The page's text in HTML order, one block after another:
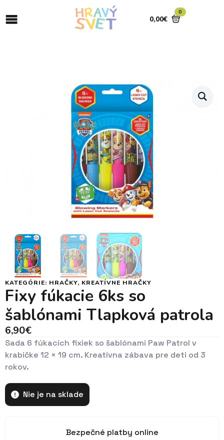
0,00€
0
KATEGÓRIE: HRAČKY, KREATÍVNE HRAČKY
Fixy fúkacie 6ks so
šablónami Tlapková patrola
6,90€
Sada 6 fúkacích fixiek so šablónami Paw Patrol v
krabičke 12 × 19 cm. Kreatívna zábava pre deti od 3
rokov.
Nie je na sklade
Bezpečné platby online